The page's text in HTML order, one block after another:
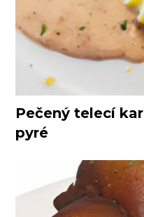
Pečený telecí
pyré